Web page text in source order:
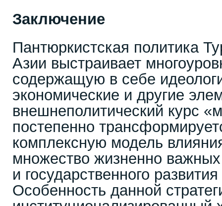
Заключение
Пантюркистская политика
Азии выстраивает
содержащую в себе
экономические и другие
внешнеполитический курс
постепенно
комплексную модель
множество жизненно
и государственного
Особенность данной